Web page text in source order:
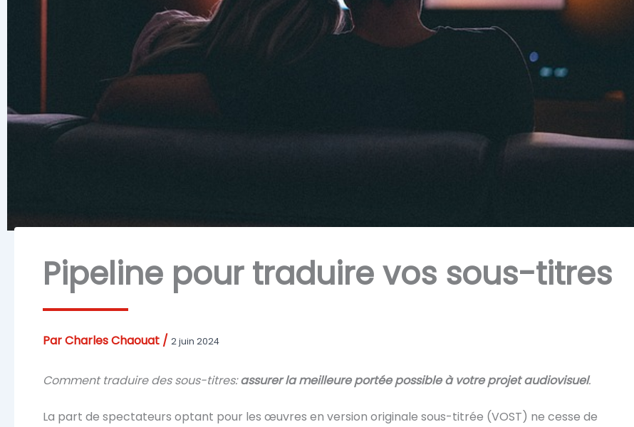
Pipeline pour traduire vos sous-titres
ParCharles Chaouat / 2 juin 2024
Comment traduire des sous-titres:assurer la meilleure portée possible à votre projet audiovisuel.
La part de spectateurs optant pour les œuvres en version originale sous-titrée (VOST) ne cesse de